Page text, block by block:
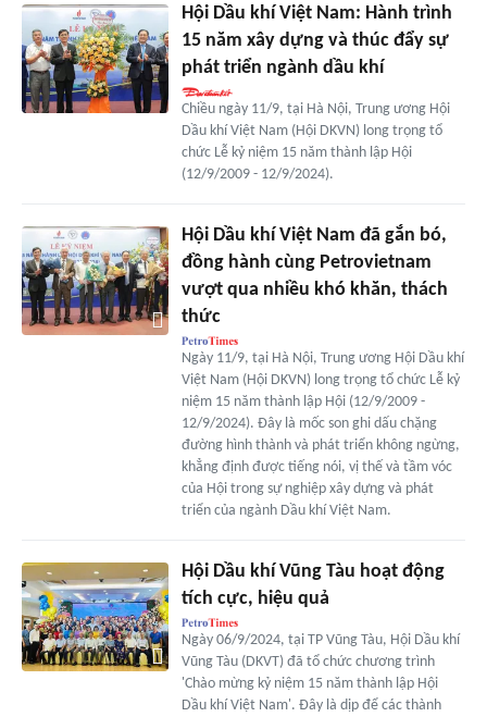
Hội Dầu khí Việt Nam: Hành trình
15 năm xây dựng và thúc đẩy sự
phát triển ngành dầu khí
Chiều ngày 11/9, tại Hà Nội, Trung ương Hội
Dầu khí Việt Nam (Hội DKVN) long trọng tổ
chức Lễ kỷ niệm 15 năm thành lập Hội
(12/9/2009 - 12/9/2024).
Hội Dầu khí Việt Nam đã gắn bó,
đồng hành cùng Petrovietnam
vượt qua nhiều khó khăn, thách
thức
Ngày 11/9, tại Hà Nội, Trung ương Hội Dầu khí
Việt Nam (Hội DKVN) long trọng tổ chức Lễ kỷ
niệm 15 năm thành lập Hội (12/9/2009 -
12/9/2024). Đây là mốc son ghi dấu chặng
đường hình thành và phát triển không ngừng,
khẳng định được tiếng nói, vị thế và tầm vóc
của Hội trong sự nghiệp xây dựng và phát
triển của ngành Dầu khí Việt Nam.
Hội Dầu khí Vũng Tàu hoạt động
tích cực, hiệu quả
Ngày 06/9/2024, tại TP Vũng Tàu, Hội Dầu khí
Vũng Tàu (DKVT) đã tổ chức chương trình
'Chào mừng kỷ niệm 15 năm thành lập Hội
Dầu khí Việt Nam'. Đây là dịp để các thành